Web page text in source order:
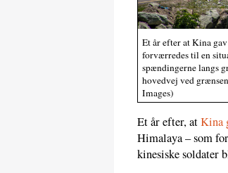
Et år efter at Kina
forværredes til en
spændingerne langs
hovedvej ved
Images)
Et år efter, atKina
Himalaya – som
kinesiske soldater